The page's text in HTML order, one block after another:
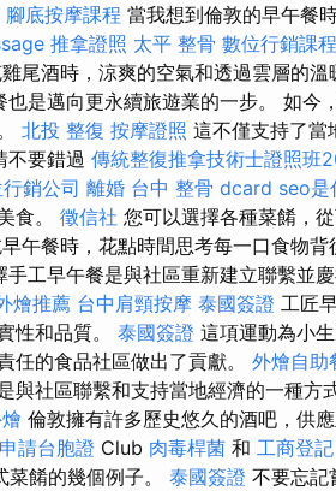
腳底按摩課程 當我想到倫敦的早午餐
推拿證照 太平 整骨 數位行銷課程
尾酒時，涼爽的空氣和透過雲層的
也是邁向更永續旅遊業的一步。 如今
北投 整復 按摩證照 這不僅支持了當
不要錯過 傳統整復推拿技術士證照班
銷公司 離婚 台中 整骨 dcard seo是
食。 徵信社 您可以選擇各種菜餚，
午餐時，花點時間思考每一口食物背
工早午餐是與社區重新建立聯繫並
燴推薦 台中肩頸按摩 泰國簽證 工匠
性和品質。 泰國簽證 這項運動為小
任的食品社區做出了貢獻。 外燴自助
與社區聯繫和支持當地經濟的一種方
倫敦擁有許多歷史悠久的酒吧，供
申請台胞證 Club 肉毒桿菌 和 工商登記
餚的幾個例子。 泰國簽證 不要忘記